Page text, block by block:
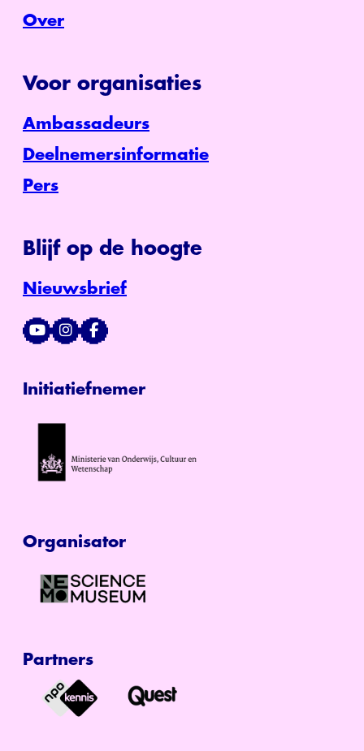
Over
Voor organisaties
Ambassadeurs
Deelnemersinformatie
Pers
Blijf op de hoogte
Nieuwsbrief
Initiatiefnemer
Organisator
Partners